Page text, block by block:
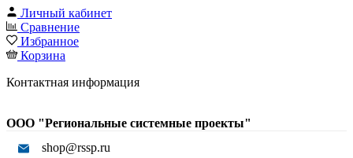
Личный кабинет
Сравнение
Избранное
Корзина
Контактная информация
ООО "Региональные системные проекты"
shop@rssp.ru